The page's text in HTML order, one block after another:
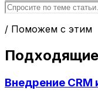
/ Поможем с этим
Подходящие
Внедрение CRM